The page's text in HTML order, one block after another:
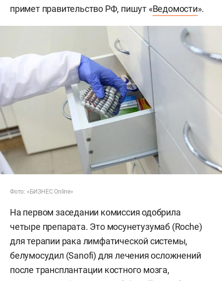
В перечень жизненно
необходимых лекарств
могут войти
инновационные средства
от рака и гепатита С
Комиссия минздрава по формированию
лекарственных перечней по итогам двух
лекарственных препаратов (ЖНВЛП) 9 новыми
позициями. Среди них — инновационные
средства для лечения онкозаболеваний,
гепатита С и редких генетических патологий.
Окончательное решение о расширении перечня